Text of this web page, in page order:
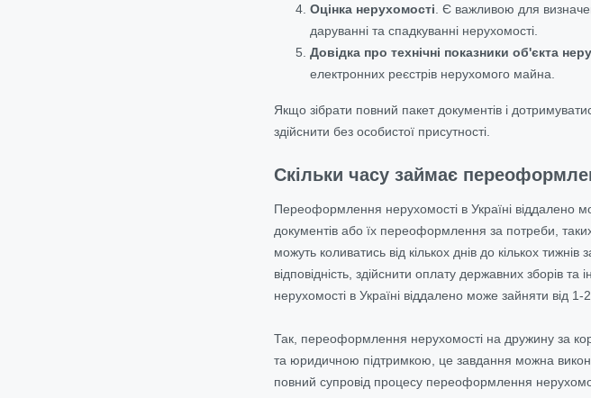
Оцінка нерухомості . Є важливою для
даруванні та спадкуванні нерухомості.
Довідка про технічні показники об'єкта
електронних реєстрів нерухомого майна.
Якщо зібрати повний пакет документів і
здійснити без особистої присутності.
Скільки часу займає
Переоформлення нерухомості в Україні віддалено
документів або їх переоформлення за потреби,
можуть коливатись від кількох днів до кількох
відповідність, здійснити оплату державних зборів
нерухомості в Україні віддалено може зайняти від
Так, переоформлення нерухомості на дружину за
та юридичною підтримкою, це завдання можна
повний супровід процесу переоформлення